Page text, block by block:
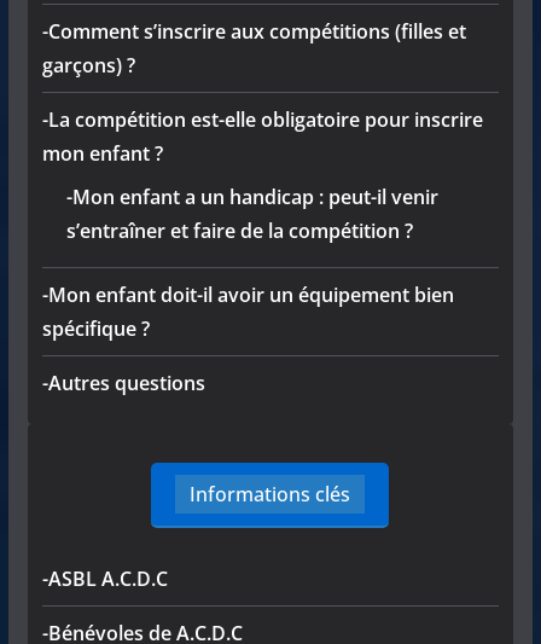
-Comment s’inscrire aux compétitions (filles et
garçons) ?
-La compétition est-elle obligatoire pour inscrire
mon enfant ?
-Mon enfant a un handicap : peut-il venir
s’entraîner et faire de la compétition ?
-Mon enfant doit-il avoir un équipement bien
spécifique ?
-Autres questions
Informations clés
-ASBL A.C.D.C
-Bénévoles de A.C.D.C